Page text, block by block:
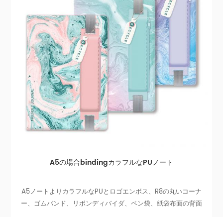
A5の場合bindingカラフルなPUノート
A5ノートよりカラフルなPUとロゴエンボス、R8の丸いコーナ
ー、ゴムバンド、リボンディバイダ、ペン袋、紙袋布面の背面